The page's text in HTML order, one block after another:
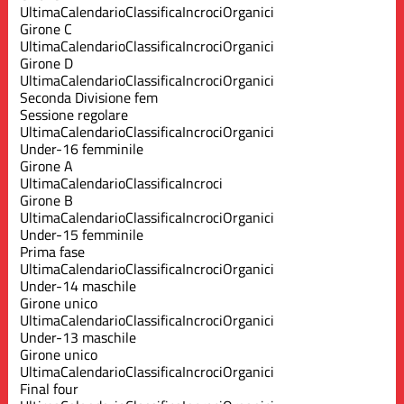
UltimaCalendarioClassificaIncrociOrganici
Girone C
UltimaCalendarioClassificaIncrociOrganici
Girone D
UltimaCalendarioClassificaIncrociOrganici
Seconda Divisione fem
Sessione regolare
UltimaCalendarioClassificaIncrociOrganici
Under-16 femminile
Girone A
UltimaCalendarioClassificaIncroci
Girone B
UltimaCalendarioClassificaIncrociOrganici
Under-15 femminile
Prima fase
UltimaCalendarioClassificaIncrociOrganici
Under-14 maschile
Girone unico
UltimaCalendarioClassificaIncrociOrganici
Under-13 maschile
Girone unico
UltimaCalendarioClassificaIncrociOrganici
Final four